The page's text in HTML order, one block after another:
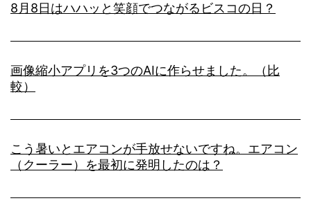
8月8日はハハッと笑顔でつながるビスコの日？
画像縮小アプリを3つのAIに作らせました。（比
較）
こう暑いとエアコンが手放せないですね。エアコン
（クーラー）を最初に発明したのは？